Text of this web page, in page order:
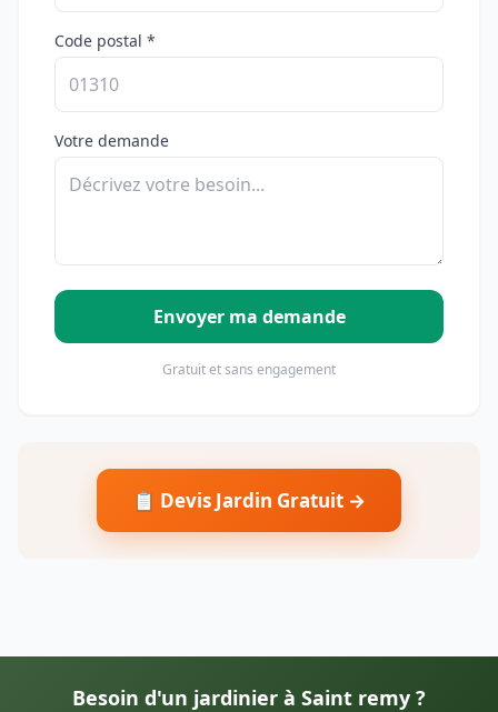
Code postal *
Votre demande
Envoyer ma demande
Gratuit et sans engagement
📋 Devis Jardin Gratuit →
Besoin d'un jardinier à Saint remy ?